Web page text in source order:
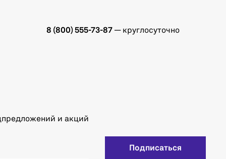
8 (800) 555-73-87 — круглосуточно
и акций
Подписаться